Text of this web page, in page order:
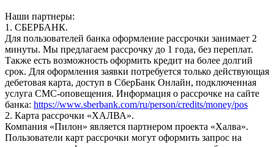
Наши партнеры:
1. СБЕРБАНК.
Для пользователей банка оформление рассрочки занимает 2
минуты. Мы предлагаем рассрочку до 1 года, без переплат.
Также есть возможность оформить кредит на более долгий
срок. Для оформления заявки потребуется только действующая
дебетовая карта, доступ в СберБанк Онлайн, подключенная
услуга СМС-оповещения. Информация о рассрочке на сайте
банка: https://www.sberbank.com/ru/person/credits/money/pos
2. Карта рассрочки «ХАЛВА».
Компания «Пилон» является партнером проекта «Халва».
Пользователи карт рассрочки могут оформить запрос на